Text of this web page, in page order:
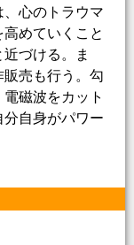
心のトラウマ
めていくこと
づける。ま
売も行う。勾
磁波をカット
自身がパワー